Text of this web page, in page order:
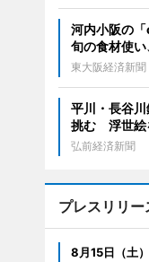
河内小阪の
旬の食材使
東大阪経済新聞
平川・長谷
挑む 浮世絵
弘前経済新聞
プレスリリー
8月15日（土